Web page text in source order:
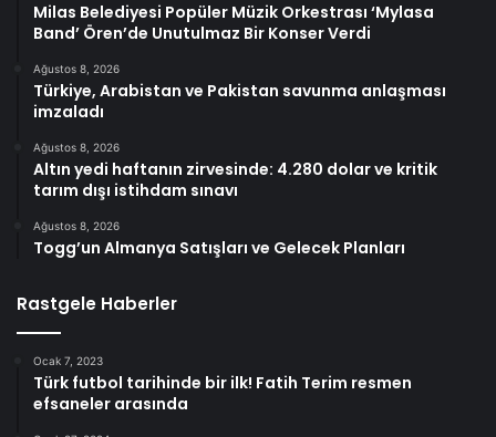
Milas Belediyesi Popüler Müzik Orkestrası ‘Mylasa
Band’ Ören’de Unutulmaz Bir Konser Verdi
Ağustos 8, 2026
Türkiye, Arabistan ve Pakistan savunma anlaşması
imzaladı
Ağustos 8, 2026
Altın yedi haftanın zirvesinde: 4.280 dolar ve kritik
tarım dışı istihdam sınavı
Ağustos 8, 2026
Togg’un Almanya Satışları ve Gelecek Planları
Rastgele Haberler
Ocak 7, 2023
Türk futbol tarihinde bir ilk! Fatih Terim resmen
efsaneler arasında